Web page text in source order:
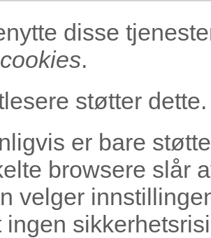
disse
cookies.
støtter dette.
er bare
browsere slår
velger
ingen